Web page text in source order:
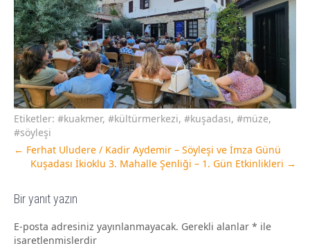
Etiketler: #kuakmer, #kültürmerkezi, #kuşadası, #müze,
#söyleşi
← Ferhat Uludere / Kadir Aydemir – Söyleşi ve İmza Günü
Kuşadası İkioklu 3. Mahalle Şenliği – 1. Gün Etkinlikleri →
Bir yanıt yazın
E-posta adresiniz yayınlanmayacak. Gerekli alanlar * ile
işaretlenmişlerdir